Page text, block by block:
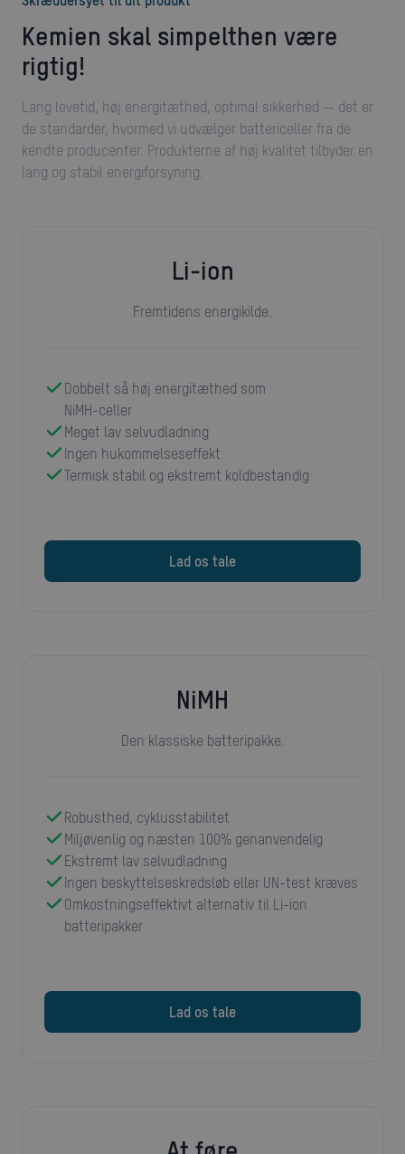
Kemien skal simpelthen være
rigtig!
Lang levetid, høj energitæthed, optimal sikkerhed — det er
de standarder, hvormed vi udvælger battericeller fra de
kendte producenter. Produkterne af høj kvalitet tilbyder en
lang og stabil energiforsyning.
Li-ion
Fremtidens energikilde.
Dobbelt så høj energitæthed som
NiMH-celler
Meget lav selvudladning
Ingen hukommelseseffekt
Termisk stabil og ekstremt koldbestandig
Lad os tale
NiMH
Den klassiske batteripakke.
Robusthed, cyklusstabilitet
Miljøvenlig og næsten 100% genanvendelig
Ekstremt lav selvudladning
Ingen beskyttelseskredsløb eller UN-test kræves
Omkostningseffektivt alternativ til Li-ion
batteripakker
Lad os tale